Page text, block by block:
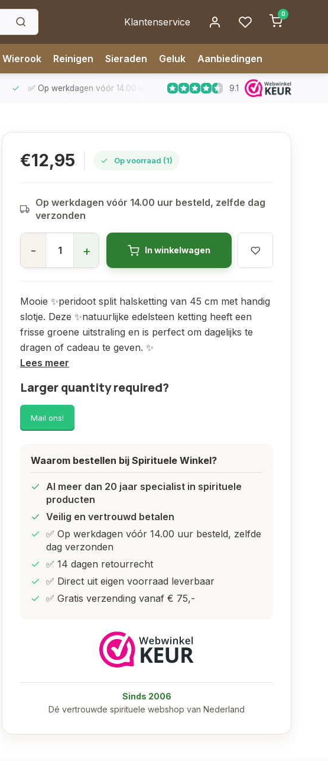
Klantenservice
0
Wierook Reinigen Sieraden Geluk Aanbiedingen
✅ Op werkdagen vóór 14.00 uur besteld, zelfde dag verzonden
9.1
€12,95 Op voorraad (1)
Op werkdagen vóór 14.00 uur besteld, zelfde dag
verzonden
- + In winkelwagen
Mooie ✨peridoot split halsketting van 45 cm met handig
slotje. Deze ✨natuurlijke edelsteen ketting heeft een
frisse groene uitstraling en is perfect om dagelijks te
dragen of cadeau te geven. ✨
Lees meer
Larger quantity required?
Mail ons!
Waarom bestellen bij Spirituele Winkel?
Al meer dan 20 jaar specialist in spirituele
producten
Veilig en vertrouwd betalen
✅ Op werkdagen vóór 14.00 uur besteld, zelfde
dag verzonden
✅ 14 dagen retourrecht
✅ Direct uit eigen voorraad leverbaar
✅ Gratis verzending vanaf € 75,-
Sinds 2006
Dé vertrouwde spirituele webshop van Nederland